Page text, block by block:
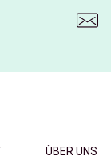
ÜBER UNS